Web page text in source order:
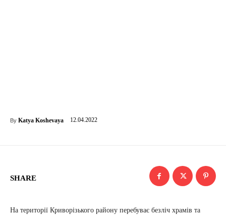
By Katya Koshevaya 12.04.2022
SHARE
На території Криворізького району перебуває безліч храмів та